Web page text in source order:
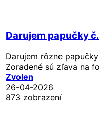
Darujem papučky
Darujem rôzne
Zoradené sú zľava na
Zvolen
26-04-2026
873 zobrazení